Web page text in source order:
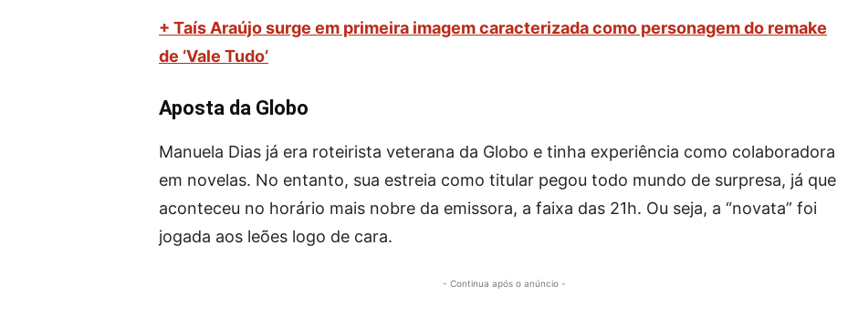
+ Taís Araújo surge em primeira imagem caracterizada como personagem do remake
de ‘Vale Tudo’
Aposta da Globo
Manuela Dias já era roteirista veterana da Globo e tinha experiência como colaboradora
em novelas. No entanto, sua estreia como titular pegou todo mundo de surpresa, já que
aconteceu no horário mais nobre da emissora, a faixa das 21h. Ou seja, a “novata” foi
jogada aos leões logo de cara.
- Continua após o anúncio -